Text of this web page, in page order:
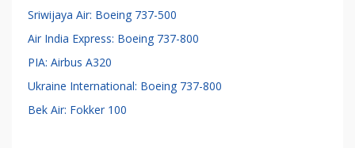
Sriwijaya Air: Boeing 737-500
Air India Express: Boeing 737-800
PIA: Airbus A320
Ukraine International: Boeing 737-800
Bek Air: Fokker 100